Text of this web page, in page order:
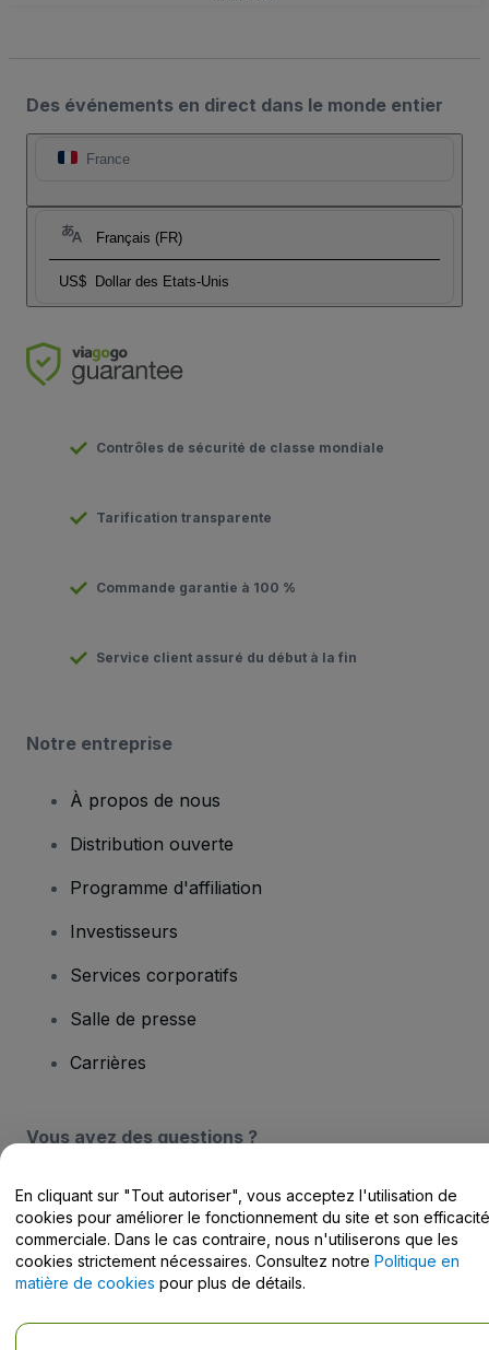
Des événements en direct dans le monde entier
France
Français (FR)
US$ Dollar des Etats-Unis
Contrôles de sécurité de classe mondiale
Tarification transparente
Commande garantie à 100 %
Service client assuré du début à la fin
Notre entreprise
À propos de nous
Distribution ouverte
Programme d'affiliation
Investisseurs
Services corporatifs
Salle de presse
Carrières
Vous avez des questions ?
Centre d'assistance / Nous contacter
Copyright © viagogo Entertainment Inc 2026 Informations sur
En cliquant sur "Tout autoriser", vous acceptez l'utilisation de
cookies pour améliorer le fonctionnement du site et son efficacité
commerciale. Dans le cas contraire, nous n'utiliserons que les
cookies strictement nécessaires. Consultez notre Politique en
matière de cookies pour plus de détails.